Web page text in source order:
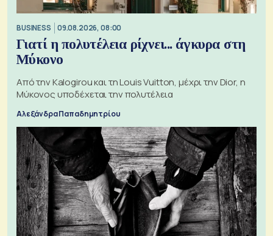
BUSINESS 09.08.2026, 08:00
Γιατί η πολυτέλεια ρίχνει... άγκυρα στη
Μύκονο
Από την Kalogirou και τη Louis Vuitton, μέχρι την Dior, η
Μύκονος υποδέχεται την πολυτέλεια
Αλεξάνδρα Παπαδημητρίου